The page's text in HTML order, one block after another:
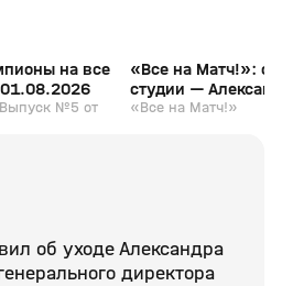
на все
№5 от
«Все на Матч!»:
студии —
«Все на Матч!»
об уходе Александра
директора